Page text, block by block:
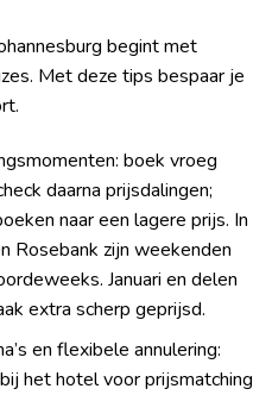
begint met
Met deze tips bespaar je
boek vroeg
daarna prijsdalingen;
naar een lagere prijs. In
Rosebank zijn weekenden
Januari en delen
extra scherp geprijsd.
en flexibele annulering:
het hotel voor prijsmatching